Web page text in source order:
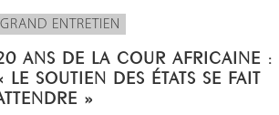
GRAND ENTRETIEN
ANS DE LA COUR AFRICAINE :
LE SOUTIEN DES ÉTATS SE FAIT
»